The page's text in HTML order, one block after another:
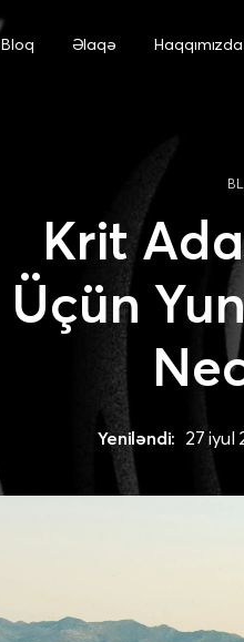
Bloq Əlaqə Haqqımızda
Krit
Üçün
Yeniləndi: 27 iyul